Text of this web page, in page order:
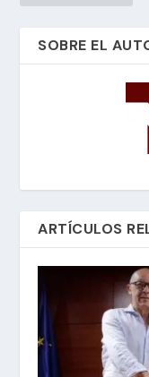
SOBRE EL
ARTÍCULOS